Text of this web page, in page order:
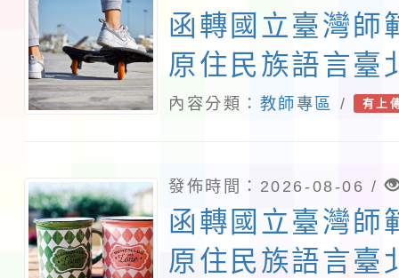
函轉國立臺灣師
原住民族語言臺
115年度第2期
說明，請查照。
內容分類： 教師專區 / 有上
發佈時間：2026-08-06 /
函轉國立臺灣師
原住民族語言臺